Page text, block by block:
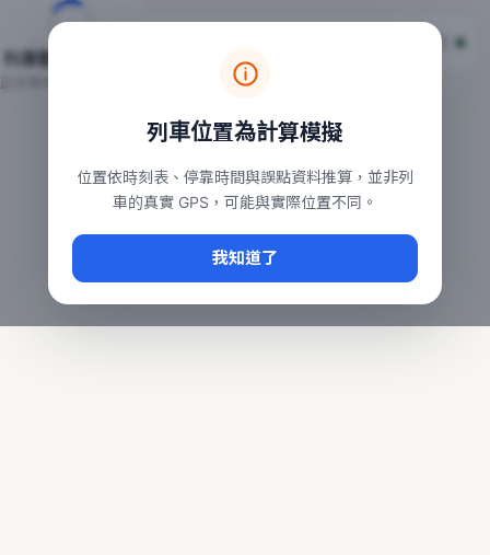
台鐵列車即時位置地圖
本頁顯示目前全台鐵運行中的列車位置，涵蓋自強、普悠瑪、
常用查詢：
、台中車站即時動態
台鐵即時動態
列車位置為計算模擬
位置依時刻表、停靠時間與誤點資料推算，並非列
車的真實 GPS，可能與實際位置不同。
我知道了
列車動態載入中…